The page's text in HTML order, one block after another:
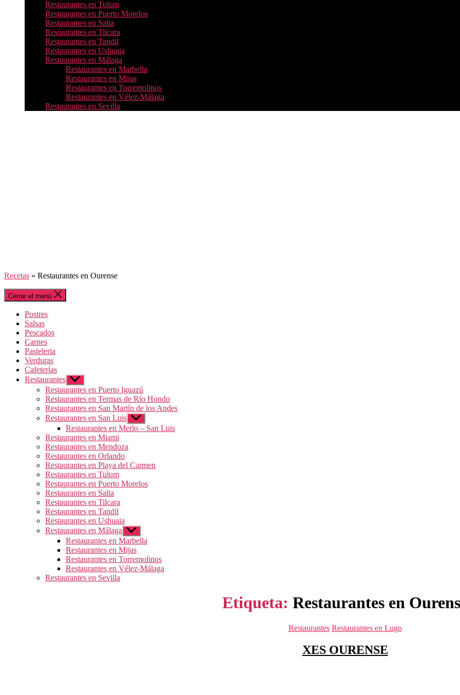
Restaurantes en Tulum
Restaurantes en Puerto Morelos
Restaurantes en Salta
Restaurantes en Tilcara
Restaurantes en Tandil
Restaurantes en Ushuaia
Restaurantes en Málaga
Restaurantes en Marbella
Restaurantes en Mijas
Restaurantes en Torremolinos
Restaurantes en Vélez-Málaga
Restaurantes en Sevilla
Recetas » Restaurantes en Ourense
Cerrar el menú
Postres
Salsas
Pescados
Carnes
Pasteleria
Verduras
Cafeterías
Restaurantes Mostrar
el
submenú
Restaurantes en Puerto Iguazú
Restaurantes en Termas de Río Hondo
Restaurantes en San Martín de los Andes
Restaurantes en San Luis Mostrar
el
submenú
Restaurantes en Merlo – San Luis
Restaurantes en Miami
Restaurantes en Mendoza
Restaurantes en Orlando
Restaurantes en Playa del Carmen
Restaurantes en Tulum
Restaurantes en Puerto Morelos
Restaurantes en Salta
Restaurantes en Tilcara
Restaurantes en Tandil
Restaurantes en Ushuaia
Restaurantes en Málaga Mostrar
el
submenú
Restaurantes en Marbella
Restaurantes en Mijas
Restaurantes en Torremolinos
Restaurantes en Vélez-Málaga
Restaurantes en Sevilla
Etiqueta: Restaurantes en
Categorías
Restaurantes Restaurantes en Lugo
XES OURENSE